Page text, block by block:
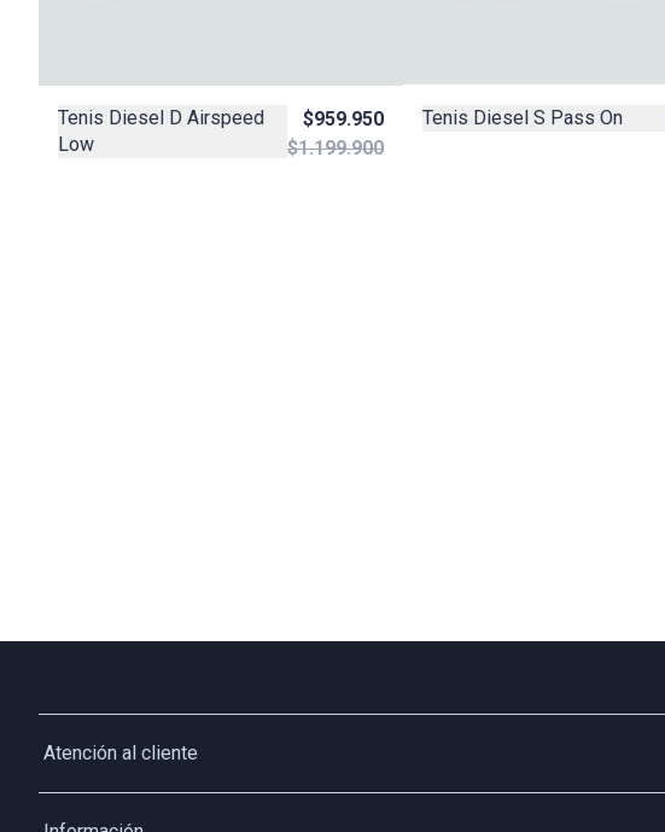
Tenis Diesel D Airspeed
Low
$959.950
$1.199.900
Tenis Diesel S Pass On
Atención al cliente
Whatsapp